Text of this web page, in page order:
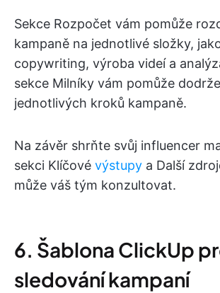
Sekce Rozpočet vám pomůže
kampaně na jednotlivé složky,
copywriting, výroba videí a
sekce Milníky vám pomůže
jednotlivých kroků kampaně.
Na závěr shrňte svůj influencer
sekci Klíčové výstupy a Další
může váš tým konzultovat.
6. Šablona ClickUp
sledování kampaní